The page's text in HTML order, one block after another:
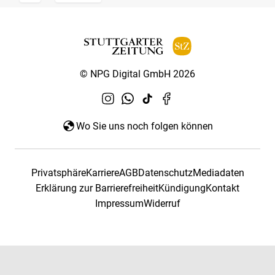
© NPG Digital GmbH 2026
Wo Sie uns noch folgen können
PrivatsphäreKarriereAGBDatenschutzMediadaten
Erklärung zur BarrierefreiheitKündigungKontakt
ImpressumWiderruf